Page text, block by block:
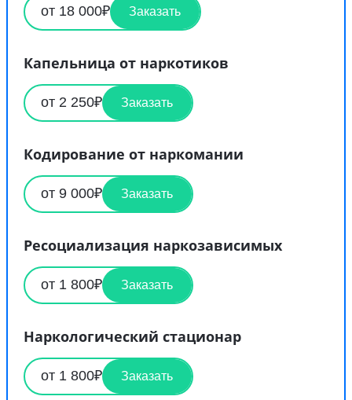
от 18 000₽ Заказать
Капельница от наркотиков
от 2 250₽ Заказать
Кодирование от наркомании
от 9 000₽ Заказать
Ресоциализация наркозависимых
от 1 800₽ Заказать
Наркологический стационар
от 1 800₽ Заказать